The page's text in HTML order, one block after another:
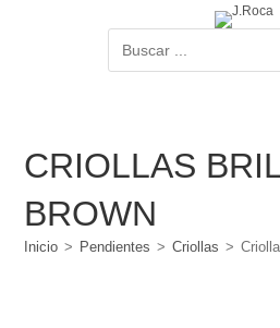
CRIOLLAS
BROWN
Inicio > Pendientes > Criollas >